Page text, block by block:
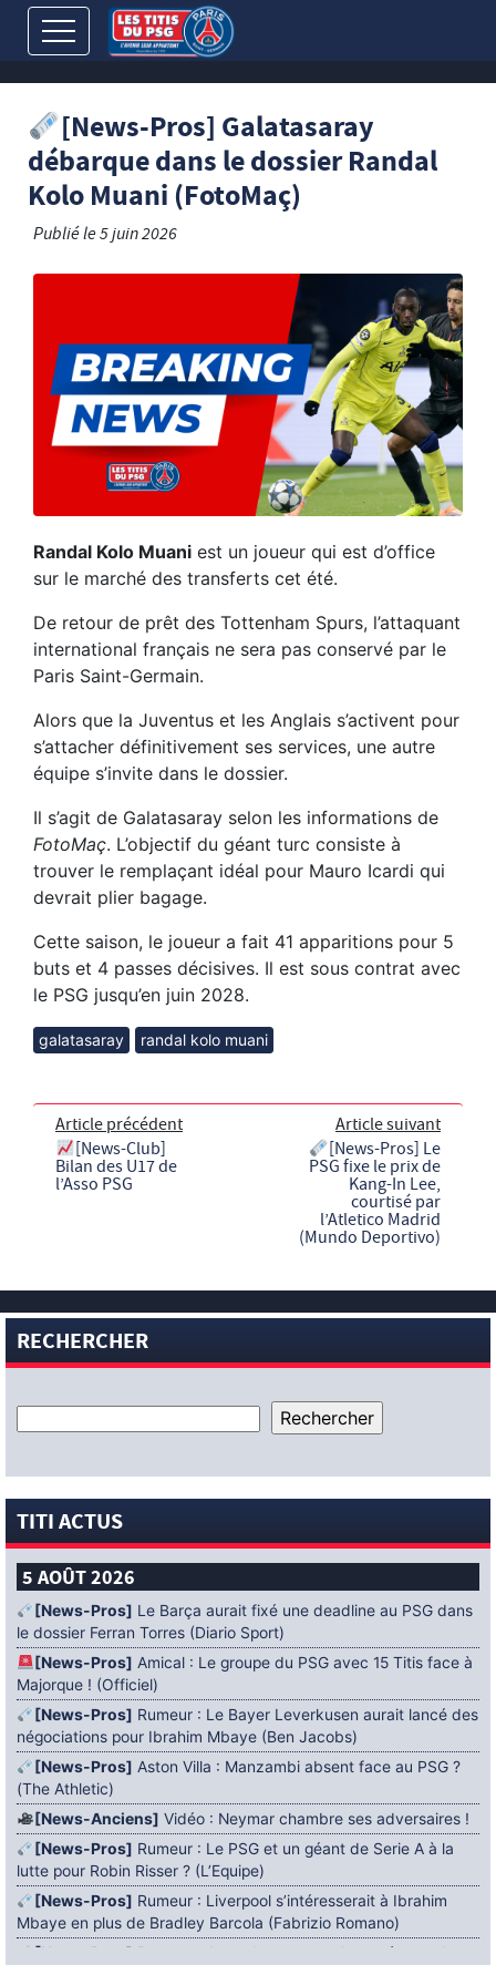
[News-Pros] Galatasaray
débarque dans le dossier Randal
Kolo Muani (FotoMaç)
Publié le5 juin 2026
Randal Kolo Muani est un joueur qui est d’office
sur le marché des transferts cet été.
De retour de prêt des Tottenham Spurs, l’attaquant
international français ne sera pas conservé par le
Paris Saint-Germain.
Alors que la Juventus et les Anglais s’activent pour
s’attacher définitivement ses services, une autre
équipe s’invite dans le dossier.
Il s’agit de Galatasaray selon les informations de
FotoMaç. L’objectif du géant turc consiste à
trouver le remplaçant idéal pour Mauro Icardi qui
devrait plier bagage.
Cette saison, le joueur a fait 41 apparitions pour 5
buts et 4 passes décisives. Il est sous contrat avec
le PSG jusqu’en juin 2028.
galatasaray randal kolo muani
Article précédent
[News-Club]
Bilan des U17 de
l’Asso PSG
Article suivant
[News-Pros] Le
PSG fixe le prix de
Kang-In Lee,
courtisé par
l’Atletico Madrid
(Mundo Deportivo)
RECHERCHER
TITI ACTUS
5 AOÛT 2026
[News-Pros] Le Barça aurait fixé une deadline au PSG dans
le dossier Ferran Torres (Diario Sport)
[News-Pros] Amical : Le groupe du PSG avec 15 Titis face à
Majorque ! (Officiel)
[News-Pros] Rumeur : Le Bayer Leverkusen aurait lancé des
négociations pour Ibrahim Mbaye (Ben Jacobs)
[News-Pros] Aston Villa : Manzambi absent face au PSG ?
(The Athletic)
[News-Anciens] Vidéo : Neymar chambre ses adversaires !
[News-Pros] Rumeur : Le PSG et un géant de Serie A à la
lutte pour Robin Risser ? (L’Equipe)
[News-Pros] Rumeur : Liverpool s’intéresserait à Ibrahim
Mbaye en plus de Bradley Barcola (Fabrizio Romano)
[News-Pros]
Rumeur : Accord contractuel trouvé entre le